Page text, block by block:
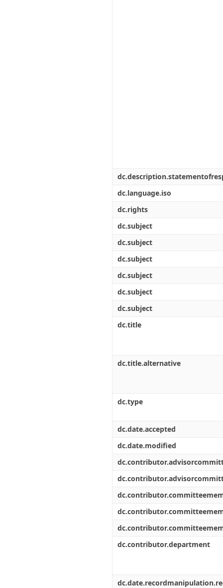
dc.language.iso
dc.rights
dc.subject
dc.subject
dc.subject
dc.subject
dc.subject
dc.subject
dc.title
dc.title.alternative
dc.type
dc.date.accepted
dc.date.modified
dc.contributor.department